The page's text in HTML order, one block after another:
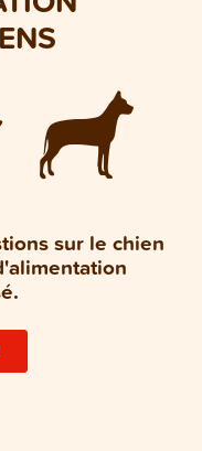
sur le chien